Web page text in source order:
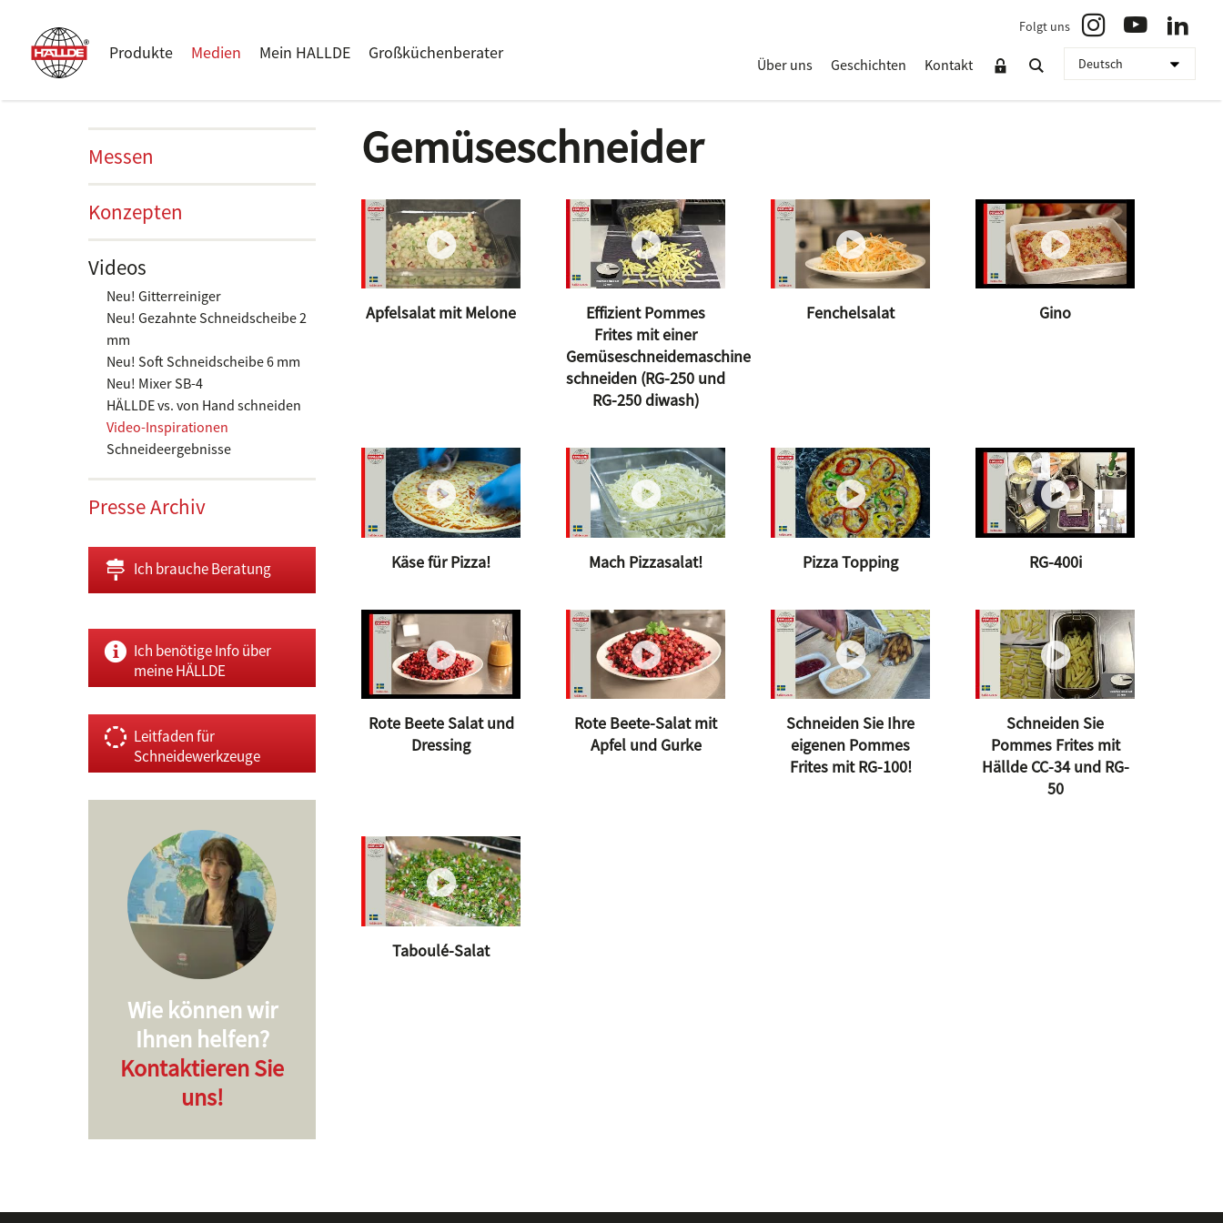
Produkte Medien Mein HALLDE Großküchenberater
Folgt uns
Über uns Geschichten Kontakt
Gemüseschneider
Apfelsalat mit Melone
Effizient Pommes
Frites mit einer
Gemüseschneidemaschine
schneiden (RG-250 und
RG-250 diwash)
Fenchelsalat Gino
Käse für Pizza! Mach Pizzasalat! Pizza Topping RG-400i
Rote Beete Salat und
Dressing
Rote Beete-Salat mit
Apfel und Gurke
Schneiden Sie Ihre
eigenen Pommes
Frites mit RG-100!
Schneiden Sie
Pommes Frites mit
Hällde CC-34 und RG-
50
Taboulé-Salat
Messen
Konzepten
Videos
Neu! Gitterreiniger
Neu! Gezahnte Schneidscheibe 2
mm
Neu! Soft Schneidscheibe 6 mm
Neu! Mixer SB-4
HÄLLDE vs. von Hand schneiden
Video-Inspirationen
Schneideergebnisse
Presse Archiv
Ich brauche Beratung
Ich benötige Info über
meine HÄLLDE
Leitfaden für
Schneidewerkzeuge
Wie können wir
Ihnen helfen?
Kontaktieren Sie
uns!